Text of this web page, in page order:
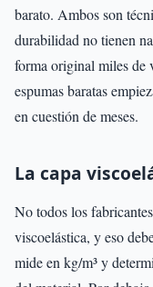
barato. Ambos son
durabilidad no tienen
forma original miles de
espumas baratas
en cuestión de meses.
La capa
No todos los
viscoelástica, y eso
mide en kg/m³ y